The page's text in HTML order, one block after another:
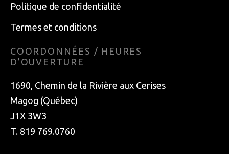
Politique de confidentialité
Termes et conditions
COORDONNÉES / HEURES
D’OUVERTURE
1690, Chemin de la Rivière aux Cerises
Magog (Québec)
J1X 3W3
T. 819 769.0760